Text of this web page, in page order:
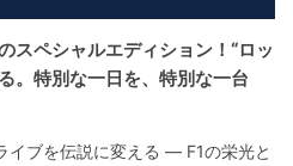
ペシャルエディション！“ロッ
。特別な一日を、特別な一台
伝説に変える ― F1の栄光と